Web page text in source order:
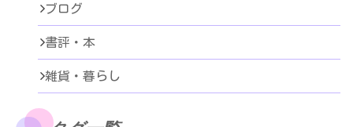
ブログ
書評・本
雑貨・暮らし